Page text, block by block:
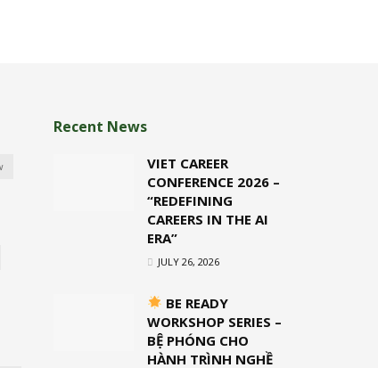
Recent News
VIET CAREER
CONFERENCE 2026 –
“REDEFINING
CAREERS IN THE AI
ERA”
JULY 26, 2026
BE READY
WORKSHOP SERIES –
BỆ PHÓNG CHO
HÀNH TRÌNH NGHỀ